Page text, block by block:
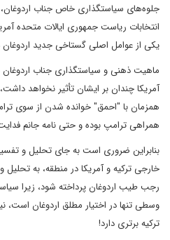
جلوه‌های سیاستگذاری خاص جناب اردوغان،
انتخابات ریاست جمهوری ایالات متحده
یکی از عوامل اصلی گستاخی جدید اردوغان
ماهیت ذهنی و سیاستگذاری جناب اردوغان
آمریکا چندان بر ایشان تأثیر نخواهد
همزمان با "احمق" خوانده شدن از سوی
همراهی ترامپ بوده و حتی نامه جانم
بنابراین ضروری است به جای تحلیل و
خارجی ترکیه و آمریکا در منطقه، به
رجب طیب اردوغان پرداخته شود، زیرا
وسطی تنها در اختیار مطلق اردوغان است،
ترکیه برتری دارد!